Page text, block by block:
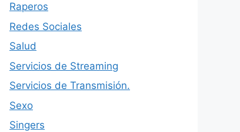
Raperos
Redes Sociales
Salud
Servicios de Streaming
Servicios de Transmisión.
Sexo
Singers